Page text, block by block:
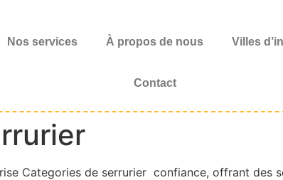
Nos services À propos de nous Villes
Contact
Categories de serrurier confiance, offrant des